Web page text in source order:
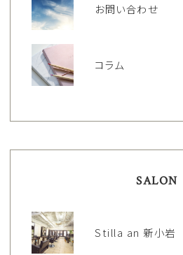
お問い合わせ
コラム
SALON
Stilla an 新小岩